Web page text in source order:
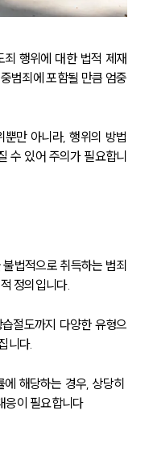
행위에 대한 법적 제재
범죄에 포함될 만큼 엄중
만 아니라, 행위의 방법
수 있어 주의가 필요합니
법적으로 취득하는 범죄
정의입니다.
절도까지 다양한 유형으
니다.
해당하는 경우, 상당히
응이 필요합니다